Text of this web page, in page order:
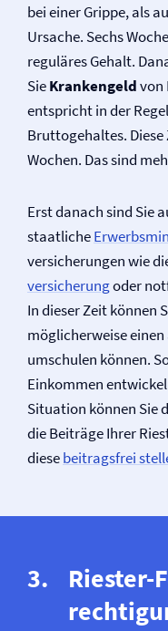
bei einer Grippe, als
Ursache. Sechs
reguläres Gehalt.
SieKrankengeldvon
entspricht in der
Bruttogehaltes. Diese
Wochen. Das sind
Erst danach sind Sie
staatliche
versicherungen wie
versicherungoder
In dieser Zeit können
möglicher­weise
umschulen können.
Einkommen
Situation können Sie
die Beiträge Ihrer
diesebeitragsfrei